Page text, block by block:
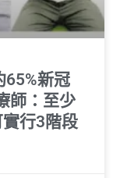
65%新冠
師：至少
行3階段